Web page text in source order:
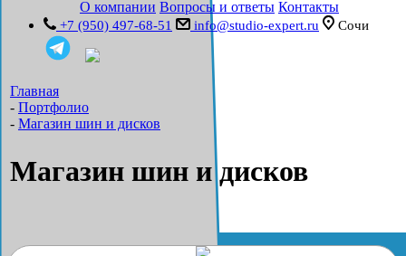
О компании Вопросы и ответы Контакты
+7 (950) 497-68-51 info@studio-expert.ru Сочи
Главная
- Портфолио
- Магазин шин и дисков
Магазин шин и дисков